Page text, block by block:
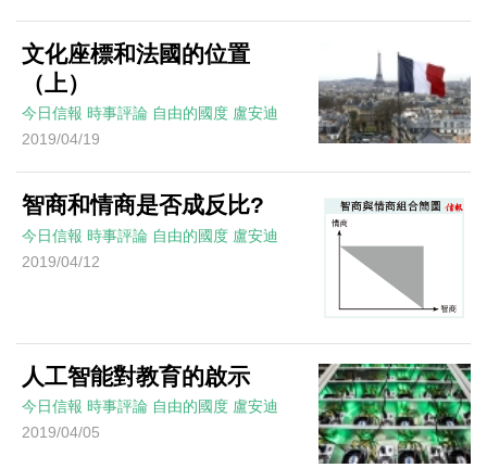
文化座標和法國的位置
（上）
今日信報 時事評論 自由的國度 盧安迪
2019/04/19
智商和情商是否成反比?
今日信報 時事評論 自由的國度 盧安迪
2019/04/12
人工智能對教育的啟示
今日信報 時事評論 自由的國度 盧安迪
2019/04/05